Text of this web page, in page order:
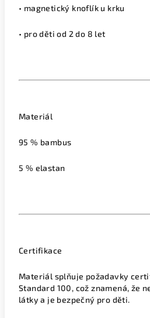
• magnetický knoflík u krku
• pro děti od 2 do 8 let
Materiál
95 % bambus
5 % elastan
Certifikace
Materiál splňuje požadavky
Standard 100, což znamená, že
látky a je bezpečný pro děti.